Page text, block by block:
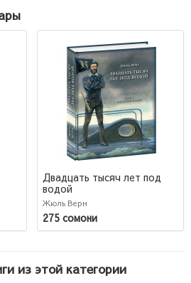
Двадцать тысяч лет под
водой
Жюль Верн
275 сомони
из этой категории